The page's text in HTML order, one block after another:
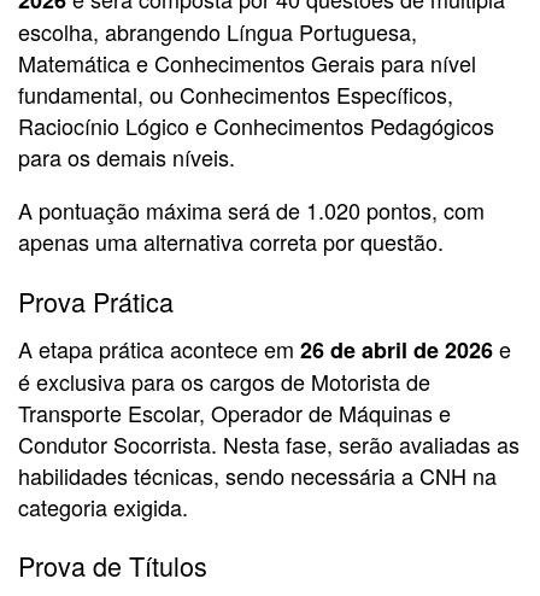
escolha, abrangendo Língua Portuguesa,
Matemática e Conhecimentos Gerais para nível
fundamental, ou Conhecimentos Específicos,
Raciocínio Lógico e Conhecimentos Pedagógicos
para os demais níveis.
A pontuação máxima será de 1.020 pontos, com
apenas uma alternativa correta por questão.
Prova Prática
A etapa prática acontece em 26 de abril de 2026e
é exclusiva para os cargos de Motorista de
Transporte Escolar, Operador de Máquinas e
Condutor Socorrista. Nesta fase, serão avaliadas as
habilidades técnicas, sendo necessária a CNH na
categoria exigida.
Prova de Títulos